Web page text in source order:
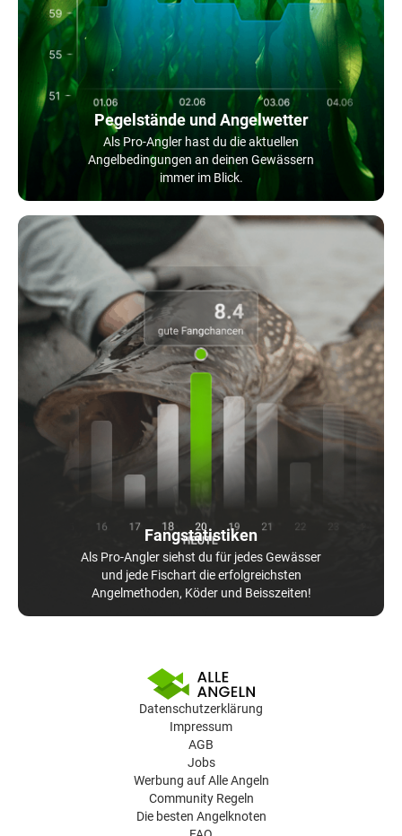
Pegelstände und Angelwetter
Als Pro-Angler hast du die aktuellen
Angelbedingungen an deinen Gewässern
immer im Blick.
Fangstatistiken
Als Pro-Angler siehst du für jedes Gewässer
und jede Fischart die erfolgreichsten
Angelmethoden, Köder und Beisszeiten!
Datenschutzerklärung
Impressum
AGB
Jobs
Werbung auf Alle Angeln
Community Regeln
Die besten Angelknoten